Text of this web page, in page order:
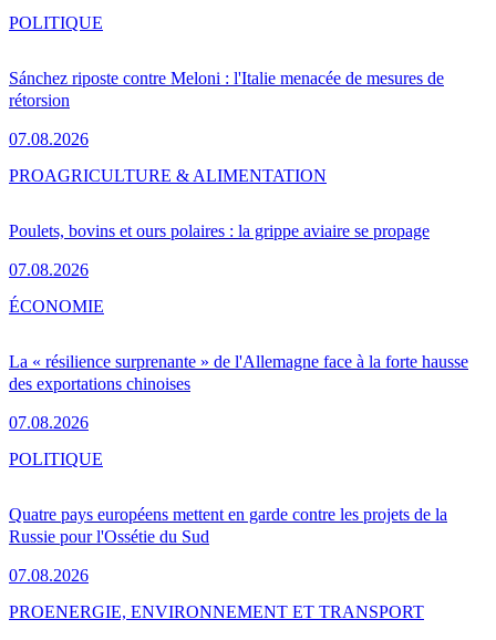
Sánchez riposte contre Meloni : l'Italie menacée de mesures de
rétorsion
07.08.2026
POLITIQUE
Poulets, bovins et ours polaires : la grippe aviaire se propage
07.08.2026
PROAGRICULTURE & ALIMENTATION
La « résilience surprenante » de l'Allemagne face à la forte hausse
des exportations chinoises
07.08.2026
ÉCONOMIE
Quatre pays européens mettent en garde contre les projets de la
Russie pour l'Ossétie du Sud
07.08.2026
POLITIQUE
PROENERGIE, ENVIRONNEMENT ET TRANSPORT